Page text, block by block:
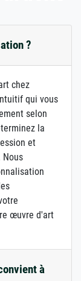
?
chez
qui vous
selon
la
et
Nous
œuvre d'art
à